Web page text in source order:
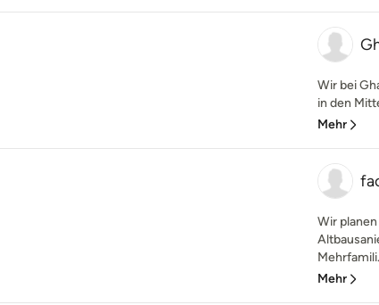
Wir bei
in den
Mehr
Wir
Mehr